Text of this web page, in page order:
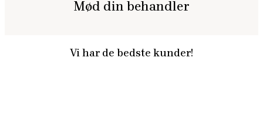
Mød din behandler
Vi har de bedste kunder!